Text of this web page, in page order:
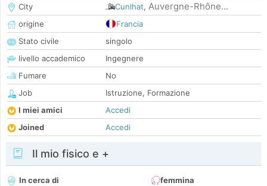
City
Cunlhat, Auvergne-Rhône...
origine
Francia
Stato civile
singolo
livello accademico
Ingegnere
Fumare
No
Job
Istruzione, Formazione
I miei amici
Accedi
Joined
Accedi
Il mio fisico e +
In cerca di
femmina